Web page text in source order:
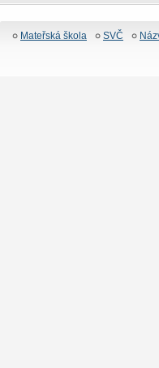
Mateřská škola SVČ